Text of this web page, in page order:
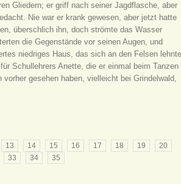
Gliedern; er griff nach seiner Jagdflasche, aber
Nie war er krank gewesen, aber jetzt hatte
überschlich ihn, doch strömte das Wasser
die Gegenstände vor seinen Augen, und
niedriges Haus, das sich an den Felsen
Schullehrers Anette, die er einmal beim Tanzen
gesehen haben, vielleicht bei Grindelwald,
13 14 15 16 17 18 19
20
33 34 35